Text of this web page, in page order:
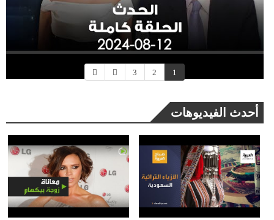
1
2
3
أحدث الفيديوهات